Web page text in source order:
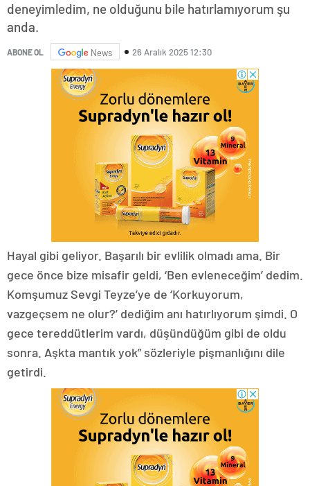
deneyimledim, ne olduğunu bile hatırlamıyorum şu
anda.
ABONE OL News 26 Aralık 2025 12:30
Hayal gibi geliyor. Başarılı bir evlilik olmadı ama. Bir
gece önce bize misafir geldi, ‘Ben evleneceğim’ dedim.
Komşumuz Sevgi Teyze’ye de ‘Korkuyorum,
vazgeçsem ne olur?’ dediğim anı hatırlıyorum şimdi. O
gece tereddütlerim vardı, düşündüğüm gibi de oldu
sonra. Aşkta mantık yok” sözleriyle pişmanlığını dile
getirdi.